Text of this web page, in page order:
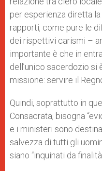
per esperienza diretta
rapporti, come pure le
dei rispettivi carismi –
importante è che in
dell’unico sacerdozio si
missione: servire il
Quindi, soprattutto in
Consacrata, bisogna
e i ministeri sono
salvezza di tutti gli
siano “inquinati da finalità